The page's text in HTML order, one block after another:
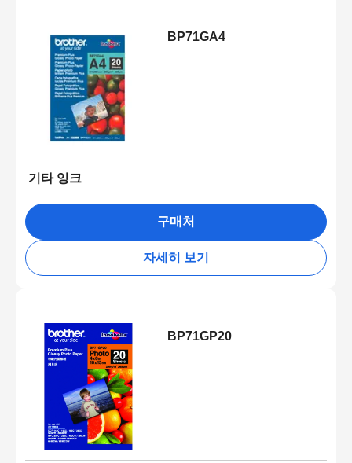
BP71GA4
기타 잉크
구매처
자세히 보기
BP71GP20